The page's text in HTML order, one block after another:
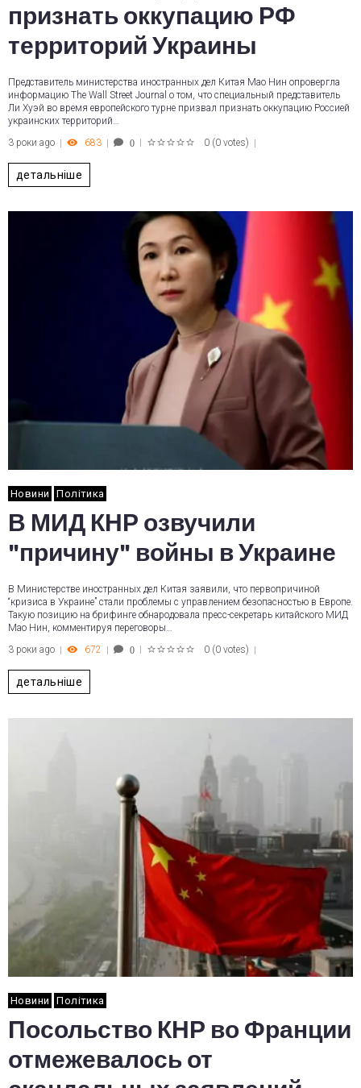
признать оккупацию РФ
территорий Украины
Представитель министерства иностранных дел Китая Мао Нин опровергла
информацию The Wall Street Journal о том, что специальный представитель
Ли Хуэй во время европейского турне призвал признать оккупацию Россией
украинских территорий…
3 роки ago
683 0 0 (0 votes)
детальніше
Новини Політика
В МИД КНР озвучили
"причину" войны в Украине
В Министерстве иностранных дел Китая заявили, что первопричиной
“кризиса в Украине” стали проблемы с управлением безопасностью в Европе.
Такую позицию на брифинге обнародовала пресс-секретарь китайского МИД
Мао Нин, комментируя переговоры…
3 роки ago
672 0 0 (0 votes)
детальніше
Новини Політика
Посольство КНР во Франции
отмежевалось от